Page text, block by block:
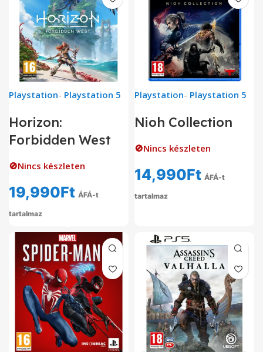
Playstation- Playstation 5
Horizon:
Forbidden West
🚫Nincs készleten
19,990Ft ÁFÁ-t
tartalmaz
Playstation- Playstation 5
Nioh Collection
🚫Nincs készleten
14,990Ft ÁFÁ-t
tartalmaz